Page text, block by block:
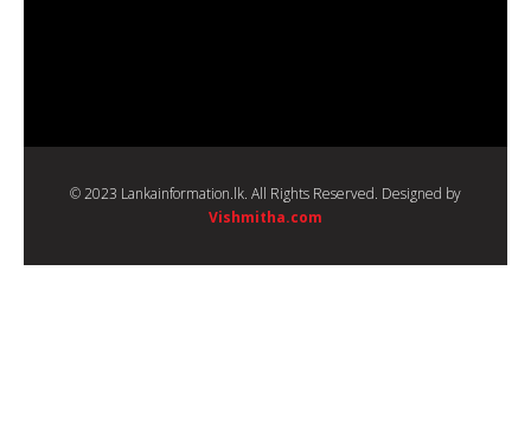
© 2023 Lankainformation.lk. All Rights Reserved. Designed by
Vishmitha.com